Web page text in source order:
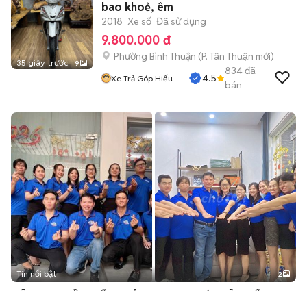
35 giây trước 9
bao khoẻ, êm
2018 Xe số Đã sử dụng
9.800.000 đ
Phường Bình Thuận (P. Tân Thuận mới)
Xe Trả Góp Hiếu
4.5
834đã
bán
Tin nổi bật 2